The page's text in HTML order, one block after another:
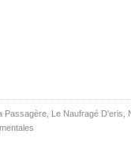
Passagère Le Naufragé D'eris